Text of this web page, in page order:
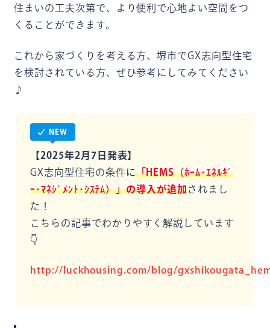
住まいの工夫次第で、より便利で心地よい空間をつ
くることができます。
これから家づくりを考える方、堺市でGX志向型住宅
を検討されている方、ぜひ参考にしてみてください
♪
NEW
【2025年2月7日発表】
GX志向型住宅の条件に「HEMS（ﾎｰﾑ･ｴﾈﾙｷﾞ
ｰ･ﾏﾈｼﾞﾒﾝﾄ･ｼｽﾃﾑ）」の導入が追加されまし
た！
こちらの記事でわかりやすく解説しています
👇
http://luckhousing.com/blog/